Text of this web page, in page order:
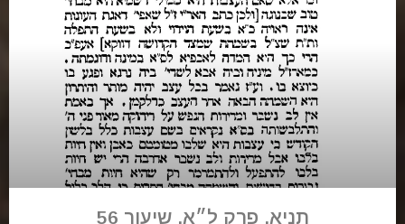
תניא, פרק ל״א, שיעור 56